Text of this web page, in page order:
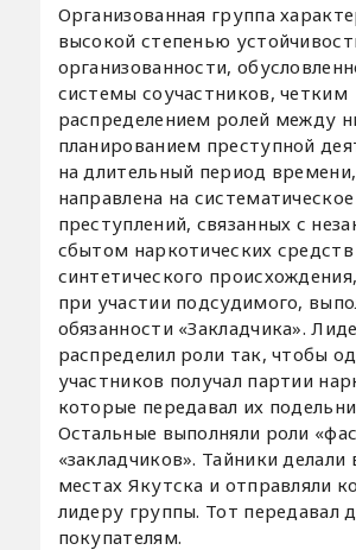
Организованная группа
высокой степенью
организованности,
системы соучастников, четким
распределением ролей между
планированием преступной
на длительный период
направлена на
преступлений, связанных с
сбытом наркотических средств
синтетического
при участии подсудимого,
обязанности «Закладчика».
распределил роли так, чтобы
участников получал партии
которые передавал их
Остальные выполняли роли
«закладчиков». Тайники
местах Якутска и отправляли
лидеру группы. Тот передавал
покупателям.